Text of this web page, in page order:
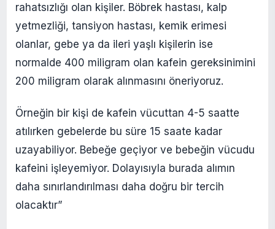
rahatsızlığı olan kişiler. Böbrek hastası, kalp
yetmezliği, tansiyon hastası, kemik erimesi
olanlar, gebe ya da ileri yaşlı kişilerin ise
normalde 400 miligram olan kafein gereksinimini
200 miligram olarak alınmasını öneriyoruz.
Örneğin bir kişi de kafein vücuttan 4-5 saatte
atılırken gebelerde bu süre 15 saate kadar
uzayabiliyor. Bebeğe geçiyor ve bebeğin vücudu
kafeini işleyemiyor. Dolayısıyla burada alımın
daha sınırlandırılması daha doğru bir tercih
olacaktır”